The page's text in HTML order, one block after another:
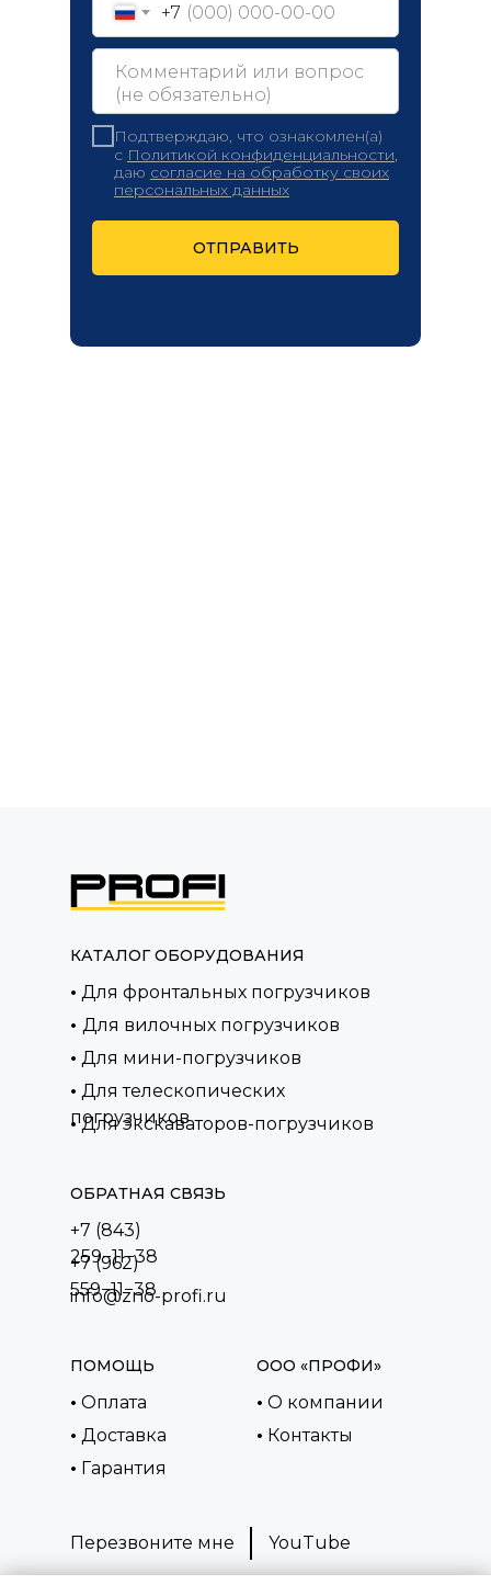
+7
Подтверждаю, что ознакомлен(а)
с Политикой конфиденциальности,
даю согласие на обработку своих
персональных данных
ОТПРАВИТЬ
КАТАЛОГ ОБОРУДОВАНИЯ
• Для фронтальных погрузчиков
• Для вилочных погрузчиков
• Для мини-погрузчиков
• Для телескопических
погрузчиков
•Для экскаваторов-погрузчиков
ПОМОЩЬ
• Оплата
• Доставка
• Гарантия
ОБРАТНАЯ СВЯЗЬ
+7 (843)
259−11−38
+7 (962)
559−11−38
info@zno-profi.ru
ООО «ПРОФИ»
• О компании
• Контакты
Перезвоните мне YouTube